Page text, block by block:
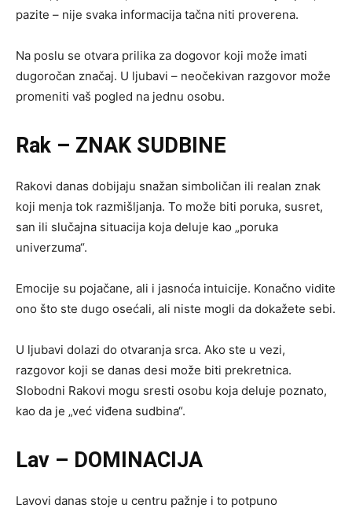
pazite – nije svaka informacija tačna niti proverena.
Na poslu se otvara prilika za dogovor koji može imati
dugoročan značaj. U ljubavi – neočekivan razgovor može
promeniti vaš pogled na jednu osobu.
Rak – ZNAK SUDBINE
Rakovi danas dobijaju snažan simboličan ili realan znak
koji menja tok razmišljanja. To može biti poruka, susret,
san ili slučajna situacija koja deluje kao „poruka
univerzuma“.
Emocije su pojačane, ali i jasnoća intuicije. Konačno vidite
ono što ste dugo osećali, ali niste mogli da dokažete sebi.
U ljubavi dolazi do otvaranja srca. Ako ste u vezi,
razgovor koji se danas desi može biti prekretnica.
Slobodni Rakovi mogu sresti osobu koja deluje poznato,
kao da je „već viđena sudbina“.
Lav – DOMINACIJA
Lavovi danas stoje u centru pažnje i to potpuno